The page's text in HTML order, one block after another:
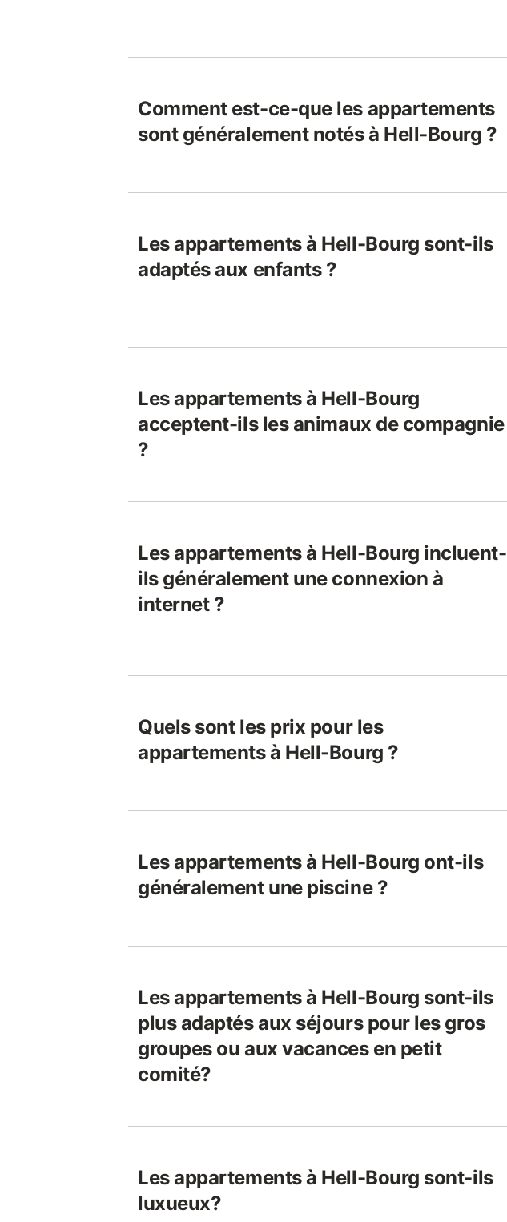
Comment est-ce-que les appartements
sont généralement notés à Hell-Bourg ?
Les appartements à Hell-Bourg sont-ils
adaptés aux enfants ?
Les appartements à Hell-Bourg
acceptent-ils les animaux de compagnie
?
Les appartements à Hell-Bourg incluent-
ils généralement une connexion à
internet ?
Quels sont les prix pour les
appartements à Hell-Bourg ?
Les appartements à Hell-Bourg ont-ils
généralement une piscine ?
Les appartements à Hell-Bourg sont-ils
plus adaptés aux séjours pour les gros
groupes ou aux vacances en petit
comité?
Les appartements à Hell-Bourg sont-ils
luxueux?